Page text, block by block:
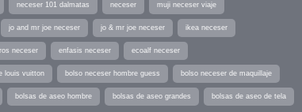
neceser 101 dalmatas neceser muji neceser viaje
jo and mr joe neceser jo & mr joe neceser ikea neceser
neceser enfasis neceser ecoalf neceser
louis vuitton bolso neceser hombre guess bolso neceser de maquillaje
bolsas de aseo hombre bolsas de aseo grandes bolsas de aseo de tela